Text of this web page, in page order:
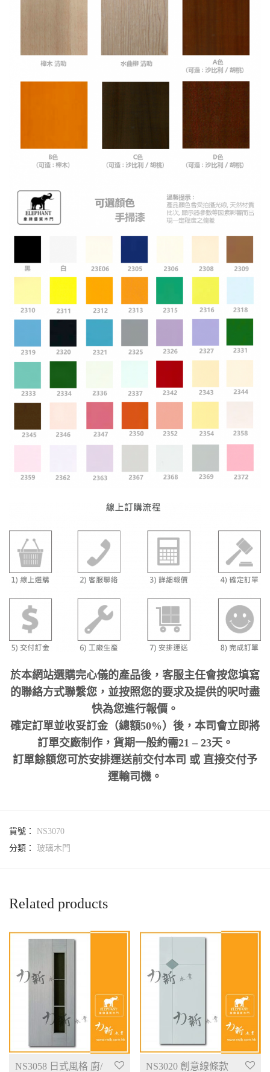
於本網站選購完心儀的產品後，客服主任會按您填寫
的聯絡方式聯繫您，並按照您的要求及提供的呎吋盡
快為您進行報價。
確定訂單並收妥訂金（總額50%）後，本司會立即將
訂單交廠制作，貨期一般約需21 – 23天。
訂單餘額您可於安排運送前交付本司 或 直接交付予
運輸司機。
貨號： NS3070
分類： 玻璃木門
Related products
NS3058 日式風格 廚/
NS3020 創意線條款